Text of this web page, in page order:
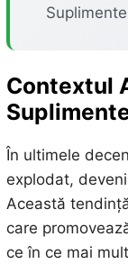
Suplimente
Contextul
În ultimele
explodat,
Această
care
ce în ce mai